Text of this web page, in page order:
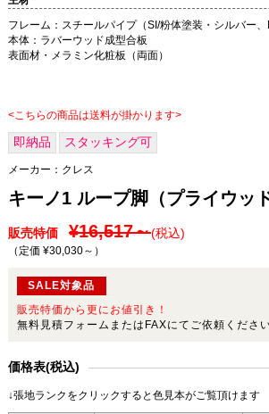
フレーム：スチールパイプ（SI/粉体塗装・シルバー、
本体：ラバーウッド成型合板
表面材・メラミン化粧板（両面）
<こちらの商品は送料が掛かります>
即納品 スタッキング可
メーカー： クレス
キーノ1 ループ脚（プライウッド
販売特価 ¥16,517～(税込)
（定価 ¥30,030～ ）
SALE対象品
販売特価から更にお値引き！
無料見積フォームまたはFAXにてご依頼ください
価格表(税込)
↓張地ランクをクリックすると色見本がご覧頂けます